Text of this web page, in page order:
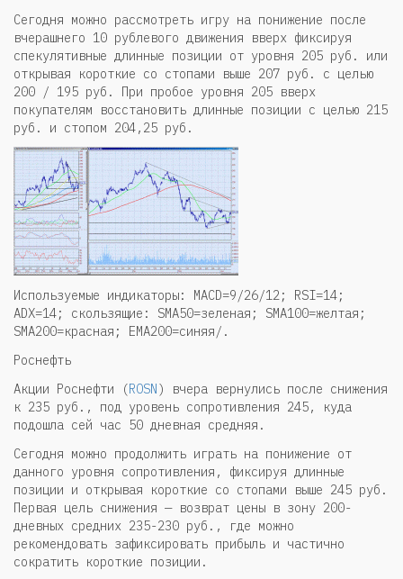
Сегодня можно рассмотреть игру на понижение после
вчерашнего 10 рублевого движения вверх фиксируя
спекулятивные длинные позиции от уровня 205 руб. или
открывая короткие со стопами выше 207 руб. с целью
200 / 195 руб. При пробое уровня 205 вверх
покупателям восстановить длинные позиции с целью 215
руб. и стопом 204,25 руб.
Используемые индикаторы: MACD=9/26/12; RSI=14;
ADX=14; скользящие: SMA50=зеленая; SMA100=желтая;
SMA200=красная; EMA200=синяя/.
Роснефть
Акции Роснефти (ROSN) вчера вернулись после снижения
к 235 руб., под уровень сопротивления 245, куда
подошла сей час 50 дневная средняя.
Сегодня можно продолжить играть на понижение от
данного уровня сопротивления, фиксируя длинные
позиции и открывая короткие со стопами выше 245 руб.
Первая цель снижения — возврат цены в зону 200-
дневных средних 235-230 руб., где можно
рекомендовать зафиксировать прибыль и частично
сократить короткие позиции.